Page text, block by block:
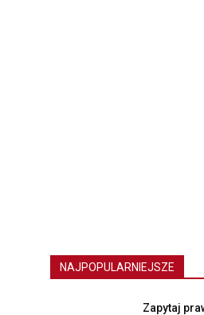
NAJPOPULARNIEJSZE
Zapytaj